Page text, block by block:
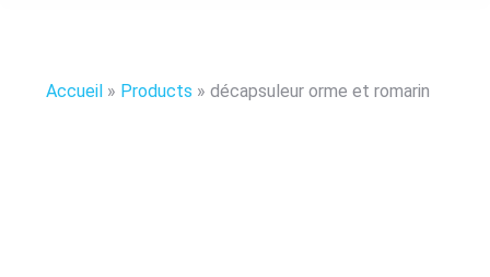
Accueil » Products »décapsuleur orme et romarin